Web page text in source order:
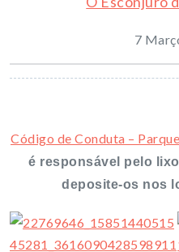
7
Código de Conduta –
é responsável pelo
deposite-os nos